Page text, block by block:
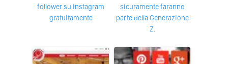
follower su instagram
gratuitamente
sicuramente faranno
parte della Generazione
Z.